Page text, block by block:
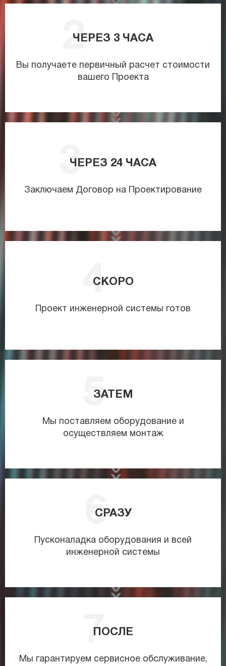
ЧЕРЕЗ 3 ЧАСА
Вы получаете первичный расчет стоимости
вашего Проекта
ЧЕРЕЗ 24 ЧАСА
Заключаем Договор на Проектирование
СКОРО
Проект инженерной системы готов
ЗАТЕМ
Мы поставляем оборудование и
осуществляем монтаж
СРАЗУ
Пусконаладка оборудования и всей
инженерной системы
ПОСЛЕ
Мы гарантируем сервисное обслуживание,